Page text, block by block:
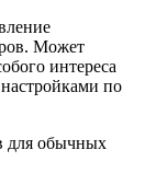
Может
интереса
по
для обычных